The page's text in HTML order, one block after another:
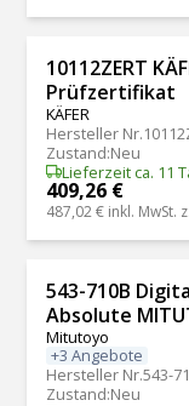
10112ZERT
Prüfzertifikat
KÄFER
Hersteller Nr.
Zustand:Neu
Lieferzeit ca. 11
409,26 €
487,02 € inkl. MwSt.
543-710B
Absolute
Mitutoyo
+3 Angebote
Hersteller Nr.543-
Zustand:Neu